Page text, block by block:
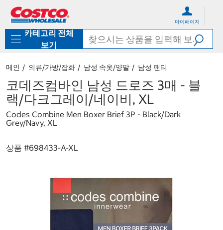
로
기
가
마이페이지
카테고리 전체
보기
메인 의류/가방/잡화 남성 속옷/양말 남성 팬티
코데즈컴바인 남성 드로즈 3매 - 블
랙/다크그레이/네이비, XL
Codes Combine Men Boxer Brief 3P - Black/Dark
Grey/Navy, XL
상품 #698433-A-XL